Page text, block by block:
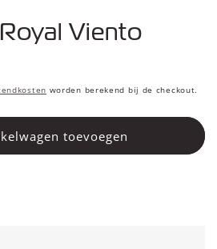
Viento
worden berekend bij de checkout.
toevoegen